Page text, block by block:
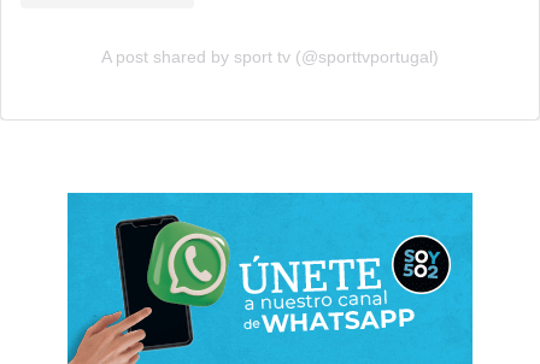
A post shared by sport tv (@sporttvportugal)